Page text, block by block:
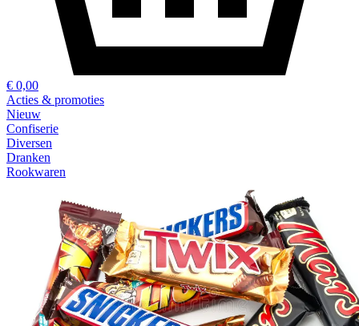
€ 0,00
Acties & promoties
Nieuw
Confiserie
Diversen
Dranken
Rookwaren